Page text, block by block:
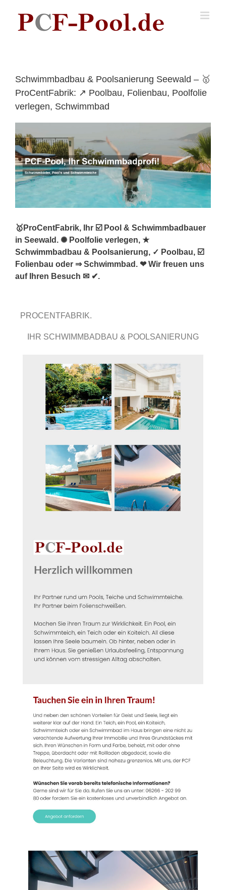
content
Schwimmbadbau & Poolsanierung Seewald – 🥇
ProCentFabrik: ↗️ Poolbau, Folienbau, Poolfolie
verlegen, Schwimmbad
🥇ProCentFabrik, Ihr ☑️ Pool & Schwimmbadbauer
in Seewald. ✺ Poolfolie verlegen, ★
Schwimmbadbau & Poolsanierung, ✓ Poolbau, ☑️
Folienbau oder ⇒ Schwimmbad. ❤ Wir freuen uns
auf Ihren Besuch ✉ ✔.
PROCENTFABRIK.
IHR SCHWIMMBADBAU & POOLSANIERUNG